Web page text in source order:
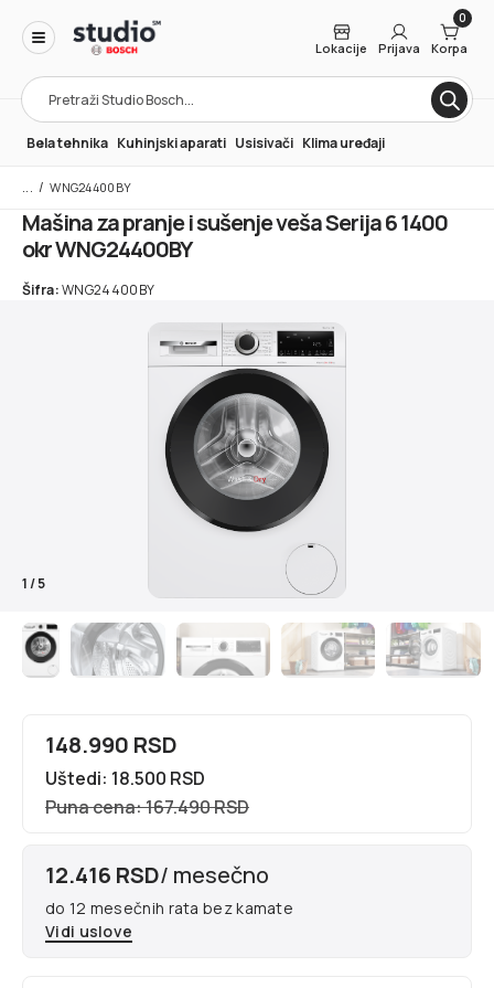
Products
search
Lokacije Prijava
0
Korpa
Bela tehnika Kuhinjski aparati Usisivači Klima uređaji
/ WNG24400BY
Mašina za pranje i sušenje veša Serija 6 1400
okr WNG24400BY
Šifra:WNG24400BY
1/5
148.990 RSD
Uštedi: 18.500 RSD
Puna cena: 167.490 RSD
12.416 RSD/ mesečno
do 12 mesečnih rata bez kamate
Vidi uslove